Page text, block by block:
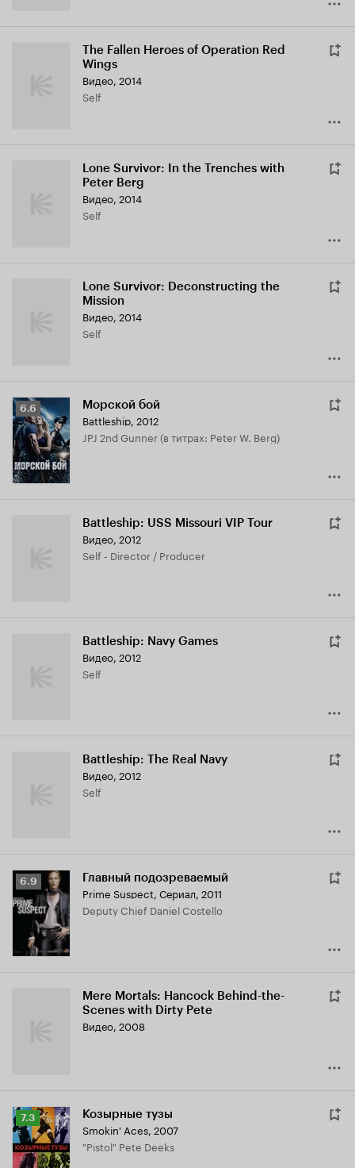
The Fallen Heroes of Operation Red
Wings
Видео, 2014
Self
Lone Survivor: In the Trenches with
Peter Berg
Видео, 2014
Self
Lone Survivor: Deconstructing the
Mission
Видео, 2014
Self
Рейтинг
Кинопоиска
6.6
6.6 Морской бой
Battleship, 2012
JPJ 2nd Gunner (в титрах: Peter W. Berg)
Battleship: USS Missouri VIP Tour
Видео, 2012
Self - Director / Producer
Battleship: Navy Games
Видео, 2012
Self
Battleship: The Real Navy
Видео, 2012
Self
Рейтинг
Кинопоиска
6.9
6.9 Главный подозреваемый
Prime Suspect, Сериал, 2011
Deputy Chief Daniel Costello
Mere Mortals: Hancock Behind-the-
Scenes with Dirty Pete
Видео, 2008
Рейтинг
Кинопоиска
7.3
7.3 Козырные тузы
Smokin' Aces, 2007
"Pistol" Pete Deeks